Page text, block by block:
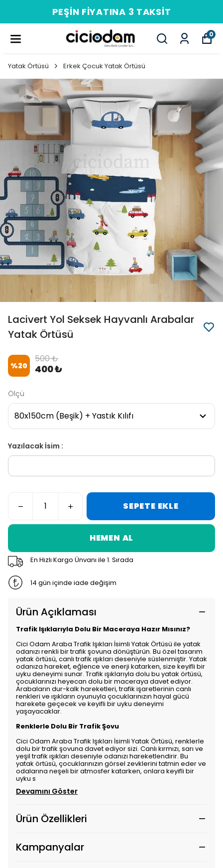
PEŞIN FIYATINA 3 TAKSIT
0
Yatak Örtüsü Erkek Çocuk Yatak Örtüsü
Lacivert Yol Seksek Hayvanlı Arabalar
Yatak Örtüsü
%20
500 ₺
400 ₺
Ölçü
Yazılacak İsim :
SEPETE EKLE
HEMEN AL
En Hızlı Kargo Ünvanı ile 1. Sırada
14 gün içinde iade değişim
Ürün Açıklaması
Trafik Işıklarıyla Dolu Bir Maceraya Hazır Mısınız?
Cici Odam Araba Trafik Işıkları İsimli Yatak Örtüsü ile yatak
odanızı renkli bir trafik şovuna dönüştürün. Bu özel tasarım
yatak örtüsü, canlı trafik ışıkları deseniyle süslenmiştir. Yatak
odanıza hareket, eğlence ve enerji katarken, size keyifli bir
uyku deneyimi sunar. Trafik ışıklarıyla dolu bu yatak örtüsü,
çocuklarınızı heyecan dolu bir maceraya davet ediyor.
Arabaların dur-kalk hareketleri, trafik işaretlerinin canlı
renkleri ve ışıkların oyunuyla çocuklarınızın hayal gücü
harekete geçecek ve keyifli bir uyku deneyimi
yaşayacaklar.
Renklerle Dolu Bir Trafik Şovu
Cici Odam Araba Trafik Işıkları İsimli Yatak Örtüsü, renklerle
dolu bir trafik şovuna davet ediyor sizi. Canlı kırmızı, sarı ve
yeşil trafik ışıkları deseniyle odanızı hareketlendirir. Bu
yatak örtüsü, çocuklarınızın görsel zevklerini tatmin eder ve
odalarına neşeli bir atmosfer katarken, onlara keyifli bir
uyku s
Devamını Göster
Ürün Özellikleri
Kampanyalar